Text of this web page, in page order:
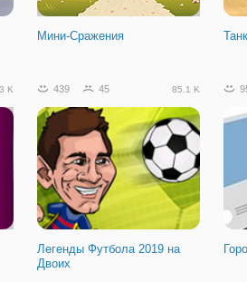
Мини-Сражения
K 439 45 85.1 K
Легенды Футбола 2019 на
Двоих